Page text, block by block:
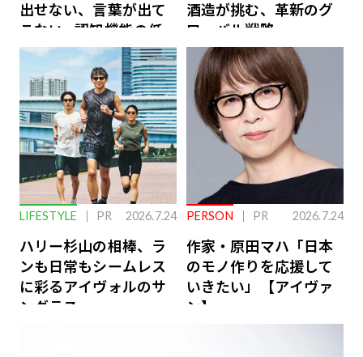
出せない、言葉が出て
こない…認知機能の低
下を救う、脳のインナ
ーケアとは
酒造が挑む、革新のグ
ローバル戦略
LIFESTYLE PR 2026.7.24
ハリー杉山の相棒、ラ
ンも日常もシームレス
に彩るアイヴォルのサ
ングラス
PERSON PR 2026.7.24
作家・原田マハ「日本
のモノ作りを応援して
いきたい」【アイヴァ
ン】